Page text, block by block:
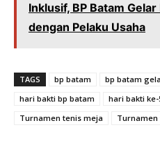
Inklusif, BP Batam
dengan Pelaku Usaha
TAGS bp batam
bp batam
hari bakti bp batam
hari bakti
Turnamen tenis meja
Turnamen